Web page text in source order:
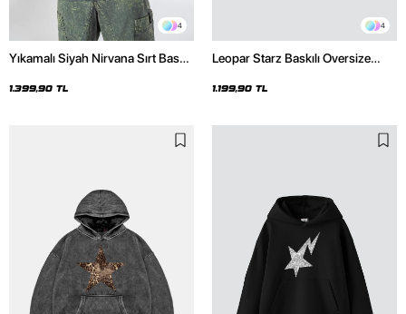
4
Yıkamalı Siyah Nirvana Sırt Baskılı
1.399,90 TL
4
Leopar Starz Baskılı Oversize
1.199,90 TL